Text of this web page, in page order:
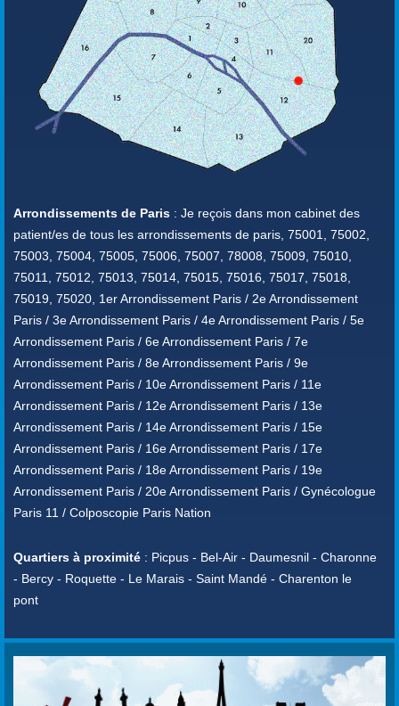
Arrondissements de Paris : Je reçois dans mon cabinet des
patient/es de tous les arrondissements de paris, 75001, 75002,
75003, 75004, 75005, 75006, 75007, 78008, 75009, 75010,
75011, 75012, 75013, 75014, 75015, 75016, 75017, 75018,
75019, 75020, 1er Arrondissement Paris / 2e Arrondissement
Paris / 3e Arrondissement Paris / 4e Arrondissement Paris / 5e
Arrondissement Paris / 6e Arrondissement Paris / 7e
Arrondissement Paris / 8e Arrondissement Paris / 9e
Arrondissement Paris / 10e Arrondissement Paris / 11e
Arrondissement Paris / 12e Arrondissement Paris / 13e
Arrondissement Paris / 14e Arrondissement Paris / 15e
Arrondissement Paris / 16e Arrondissement Paris / 17e
Arrondissement Paris / 18e Arrondissement Paris / 19e
Arrondissement Paris / 20e Arrondissement Paris / Gynécologue
Paris 11 / Colposcopie Paris Nation
Quartiers à proximité : Picpus - Bel-Air - Daumesnil - Charonne
- Bercy - Roquette - Le Marais - Saint Mandé - Charenton le
pont